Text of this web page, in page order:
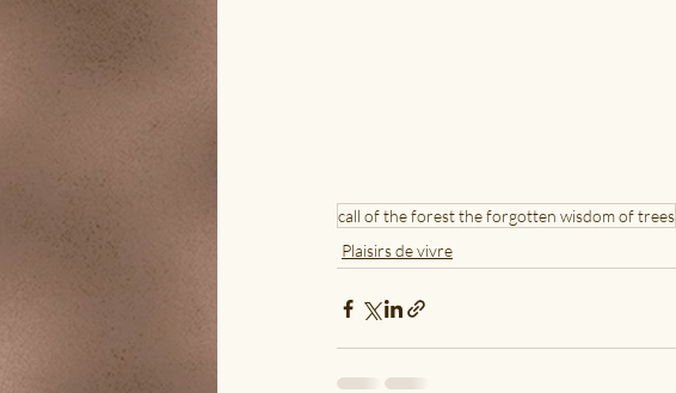
call of the forest the forgotten wisdom of trees
Plaisirs de vivre